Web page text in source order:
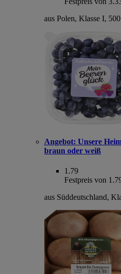
aus Polen, Klasse I,
Angebot: Unsere
braun oder weiß
1.79
Festpreis von
aus Süddeutschland,